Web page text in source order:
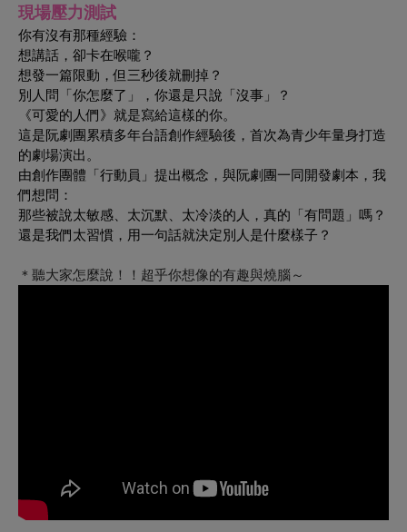
現場壓力測試
你有沒有那種經驗：
想講話，卻卡在喉嚨？
想發一篇限動，但三秒後就刪掉？
別人問「你怎麼了」，你還是只說「沒事」？
《可愛的人們》就是寫給這樣的你。
這是阮劇團累積多年台語創作經驗後，首次為青少年量身打造
的劇場演出。
由創作團體「行動員」提出概念，與阮劇團一同開發劇本，我
們想問：
那些被說太敏感、太沉默、太冷淡的人，真的「有問題」嗎？
還是我們太習慣，用一句話就決定別人是什麼樣子？
＊聽大家怎麼說！！超乎你想像的有趣與燒腦～